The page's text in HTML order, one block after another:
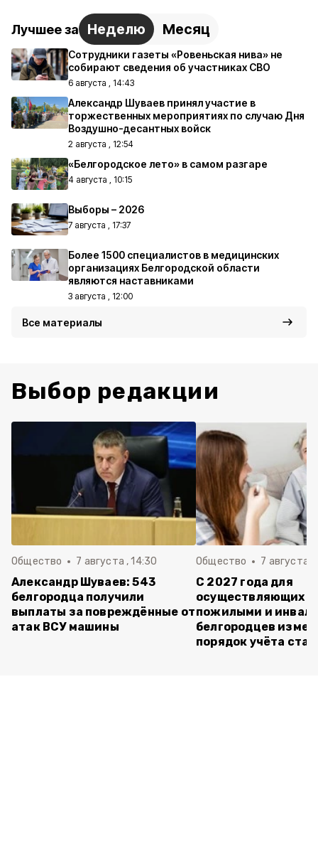
Лучшее за Неделю Месяц
Сотрудники газеты «Ровеньская нива» не
собирают сведения об участниках СВО
6 августа , 14:43
Александр Шуваев принял участие в
торжественных мероприятиях по случаю Дня
Воздушно-десантных войск
2 августа , 12:54
«Белгородское лето» в самом разгаре
4 августа , 10:15
Выборы – 2026
7 августа , 17:37
Более 1500 специалистов в медицинских
организациях Белгородской области
являются наставниками
3 августа , 12:00
Все материалы
Выбор редакции
Общество 7 августа , 14:30
Александр Шуваев: 543
белгородца получили
выплаты за повреждённые от
атак ВСУ машины
Общество 7 августа ,
С 2027 года для
осуществляющих
пожилыми и
белгородцев
порядок учёта ста